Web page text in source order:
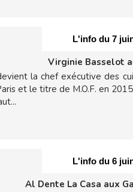
L'info du 7
Virginie Basselot
la chef exécutive des
et le titre de M.O.F. en
L'info du 6
Al Dente La Casa aux